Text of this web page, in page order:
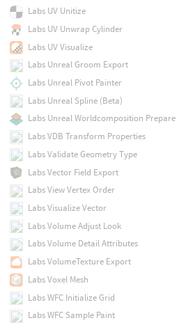
Labs UV Unitize
Labs UV Unwrap Cylinder
Labs UV Visualize
Labs Unreal Groom Export
Labs Unreal Pivot Painter
Labs Unreal Spline (Beta)
Labs Unreal Worldcomposition Prepare
Labs VDB Transform Properties
Labs Validate Geometry Type
Labs Vector Field Export
Labs View Vertex Order
Labs Visualize Vector
Labs Volume Adjust Look
Labs Volume Detail Attributes
Labs VolumeTexture Export
Labs Voxel Mesh
Labs WFC Initialize Grid
Labs WFC Sample Paint